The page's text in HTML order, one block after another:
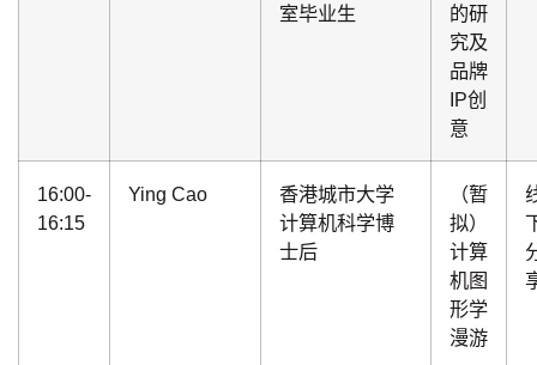
室毕业生
的研
究及
品牌
IP创
意
16:00-
16:15
Ying Cao
香港城市大学
计算机科学博
士后
（暂
拟）
计算
机图
形学
漫游